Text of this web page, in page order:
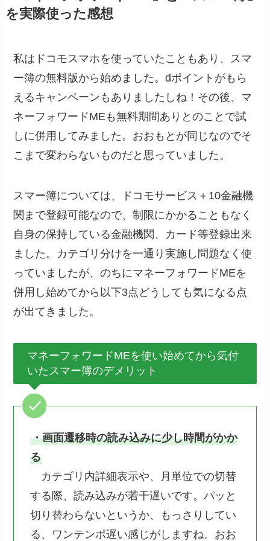
を実際使った感想
私はドコモスマホを使っていたこともあり、スマ
ー簿の無料版から始めました。dポイントがもら
えるキャンペーンもありましたしね！その後、マ
ネーフォワードMEも無料期間ありとのことで試
しに併用してみました。おおもとが同じなのでそ
こまで変わらないものだと思っていました。
スマー簿については、ドコモサービス＋10金融機
関まで登録可能なので、制限にかかることもなく
自身の保持している金融機関、カード等登録出来
ました。カテゴリ分けを一通り実施し問題なく使
っていましたが、のちにマネーフォワードMEを
併用し始めてから以下3点どうしても気になる点
が出てきました。
マネーフォワードMEを使い始めてから気付
いたスマー簿のデメリット
・画面遷移時の読み込みに少し時間がかか
る
カテゴリ内詳細表示や、月単位での切替
する際、読み込みが若干遅いです。パッと
切り替わらないというか、もっさりしてい
る、ワンテンポ遅い感じがしますね。おお